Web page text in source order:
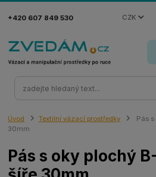
CZK
+420 607 849 530
Úvod Textilní vázací prostředky
Pás
30mm
Pás s oky plochý